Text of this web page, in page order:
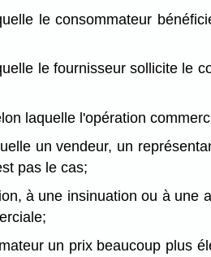
le consommateur
le fournisseur sollicite le
laquelle l'opération
un vendeur, un
pas le cas;
à une insinuation ou à une
un prix beaucoup plus